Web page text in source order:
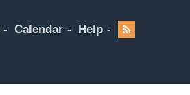
Calendar Help